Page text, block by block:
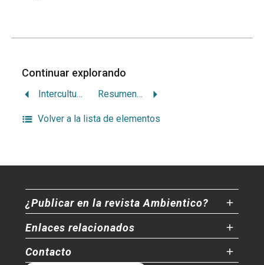
Continuar explorando
Interculturalidad y saneamiento para indígenas ticos Resumen del capítulo “Armonía con la naturaleza” del Estado de la Nación
Volver a la lista de elementos
¿Publicar en la revista Ambientico?
Enlaces relacionados
Contacto